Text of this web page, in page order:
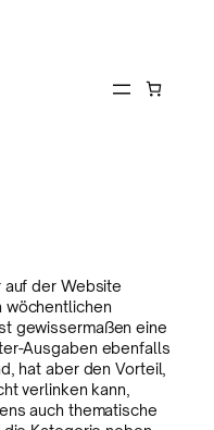
auf der Website
wöchentlichen
gewissermaßen eine
Ausgaben ebenfalls
hat aber den Vorteil,
verlinken kann,
auch thematische